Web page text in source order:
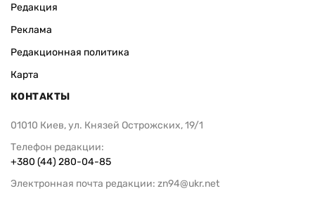
Редакция
Реклама
Редакционная политика
Карта
КОНТАКТЫ
01010 Киев, ул. Князей Острожских, 19/1
Телефон редакции:
+380 (44) 280-04-85
Электронная почта редакции: zn94@ukr.net